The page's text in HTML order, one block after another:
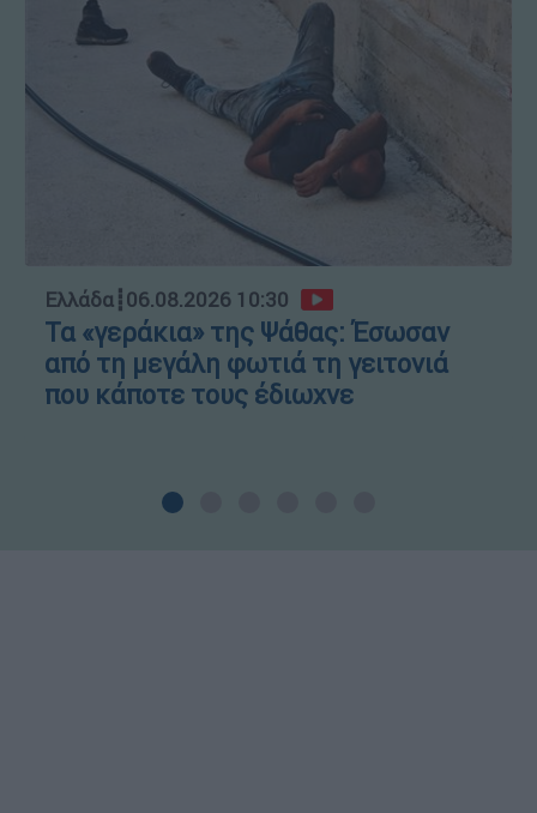
Ελλάδα┋06.08.2026 10:30
Τα «γεράκια» της Ψάθας: Έσωσαν
από τη μεγάλη φωτιά τη γειτονιά
που κάποτε τους έδιωχνε